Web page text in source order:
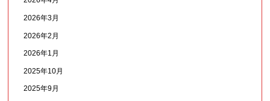
2026年3月
2026年2月
2026年1月
2025年10月
2025年9月